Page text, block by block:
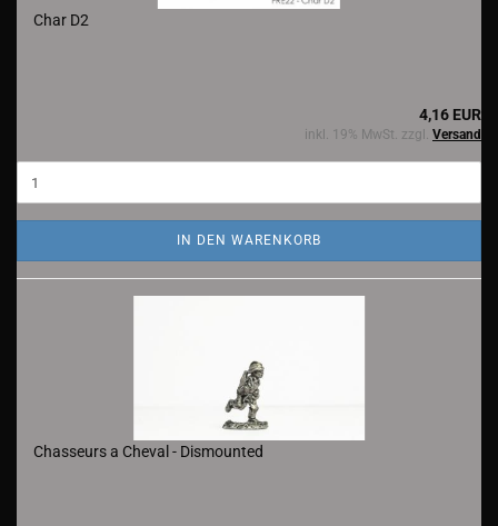
Char D2
4,16 EUR
inkl. 19% MwSt. zzgl. Versand
IN DEN WARENKORB
Chasseurs a Cheval - Dismounted